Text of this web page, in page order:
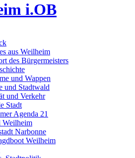
i.OB
aus Weilheim
des Bürgermeisters
und Wappen
und Stadtwald
und Verkehr
Stadt
Agenda 21
Narbonne
Weilheim